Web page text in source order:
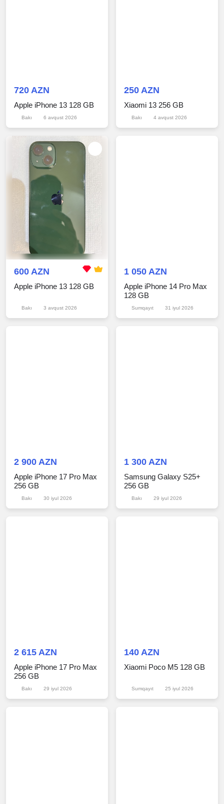
720 AZN
Apple iPhone 13 128 GB
Bakı 6 avqust 2026
250 AZN
Xiaomi 13 256 GB
Bakı 4 avqust 2026
600 AZN
Apple iPhone 13 128 GB
Bakı 3 avqust 2026
1 050 AZN
Apple iPhone 14 Pro Max
128 GB
Sumqayıt 31 iyul 2026
2 900 AZN
Apple iPhone 17 Pro Max
256 GB
30 iyul 2026
1 300 AZN
Samsung Galaxy S25+
256 GB
29 iyul 2026
2 615 AZN
Apple iPhone 17 Pro Max
256 GB
29 iyul 2026
140 AZN
Xiaomi Poco M5 128 GB
Sumqayıt 25 iyul 2026